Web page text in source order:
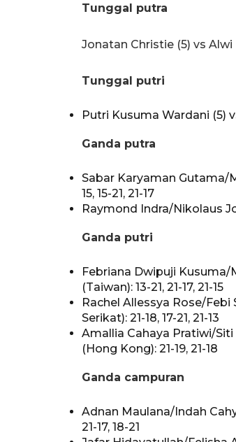
Tunggal putra
Jonatan Christie (5) vs Alwi
Tunggal putri
Putri Kusuma Wardani (5)
Ganda putra
Sabar Karyaman Gutama/
15, 15-21, 21-17
Raymond Indra/Nikolaus
Ganda putri
Febriana Dwipuji Kusuma/
(Taiwan): 13-21, 21-17, 21-15
Rachel Allessya Rose/
Serikat): 21-18, 17-21, 21-13
Amallia Cahaya Pratiwi/
(Hong Kong): 21-19, 21-18
Ganda campuran
Adnan Maulana/Indah
21-17, 18-21